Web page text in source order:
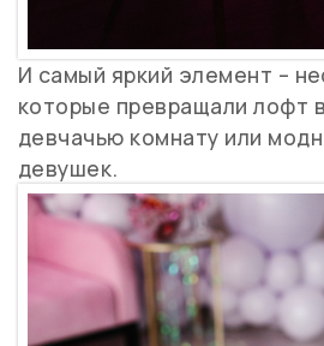
И самый яркий элемент –
которые превращали лофт
девчачью комнату или
девушек.